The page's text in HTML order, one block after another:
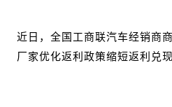
近日，全国工商联汽车经销商
厂家优化返利政策缩短返利兑